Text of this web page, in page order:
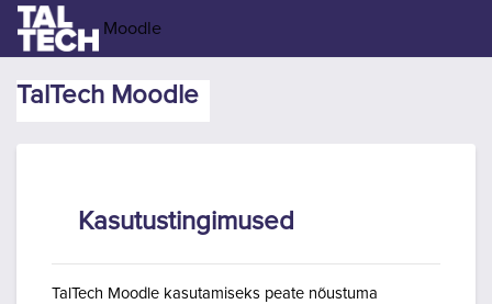
Jäta vahele peasisuni
Moodle
TalTech Moodle
Kasutustingimused
TalTech Moodle kasutamiseks peate nõustuma